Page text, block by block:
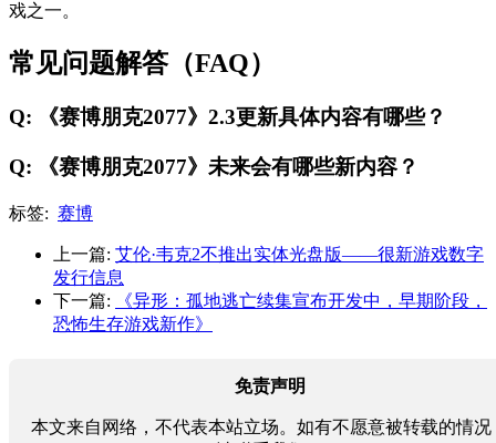
戏之一。
常见问题解答（FAQ）
Q: 《赛博朋克2077》2.3更新具体内容有哪些？
Q: 《赛博朋克2077》未来会有哪些新内容？
标签: 赛博
上一篇: 艾伦·韦克2不推出实体光盘版——很新游戏数字
发行信息
下一篇:
《异形：孤地逃亡续集宣布开发中，早期阶段，
恐怖生存游戏新作》
免责声明
本文来自网络，不代表本站立场。如有不愿意被转载的情况